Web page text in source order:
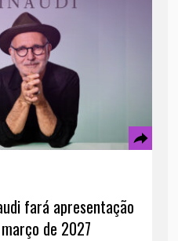
fará apresentação
de 2027